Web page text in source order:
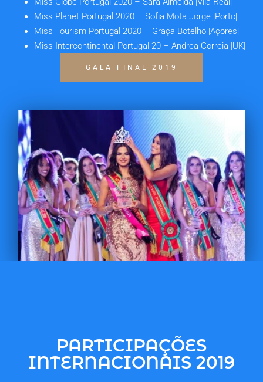
Miss Planet Portugal 2020 – Sofia Mota Jorge |Porto|
Miss Tourism Portugal 2020 – Graça Botelho |Açores|
Miss Intercontinental Portugal 20 – Andrea Correia |UK|
GALA FINAL 2019
PARTICIPAÇÕES
INTERNACIONAIS 2019